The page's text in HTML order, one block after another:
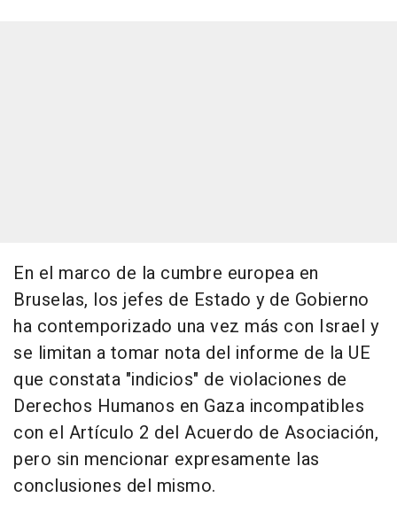
En el marco de la cumbre europea en
Bruselas, los jefes de Estado y de Gobierno
ha contemporizado una vez más con Israel y
se limitan a tomar nota del informe de la UE
que constata "indicios" de violaciones de
Derechos Humanos en Gaza incompatibles
con el Artículo 2 del Acuerdo de Asociación,
pero sin mencionar expresamente las
conclusiones del mismo.